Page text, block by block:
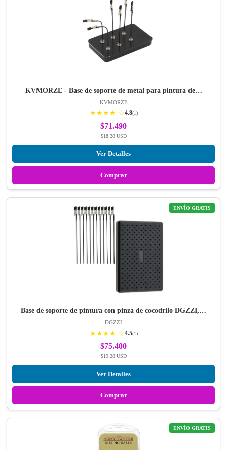
KVMORZE - Base de soporte de metal para pintura de…
KVMORZE
★★★★ ☆4.8(1)
$71.490
$18.28 USD
Ver Detalles
Comprar
ENVÍO GRATIS
Base de soporte de pintura con pinza de cocodrilo DGZZI,…
DGZZI
★★★★ ☆4.5(1)
$75.400
$19.28 USD
Ver Detalles
Comprar
ENVÍO GRATIS